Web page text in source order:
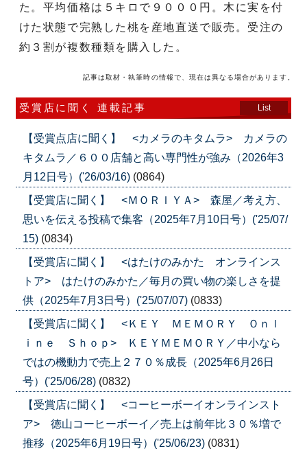
た。平均価格は５キロで９０００円。木に実を付
けた状態で完熟した桃を産地直送で販売。受注の
約３割が複数種類を購入した。
記事は取材・執筆時の情報で、現在は異なる場合があります。
受賞店に聞く 連載記事 List
【受賞点店に聞く】 <カメラのキタムラ> カメラの
キタムラ／６００店舗と高い専門性が強み（2026年3
月12日号）('26/03/16) (0864)
【受賞店に聞く】 <ＭＯＲＩＹＡ> 森屋／考え方、
思いを伝える投稿で集客（2025年7月10日号）('25/07/
15) (0834)
【受賞店に聞く】 <はたけのみかた オンラインス
トア> はたけのみかた／毎月の買い物の楽しさを提
供（2025年7月3日号）('25/07/07) (0833)
【受賞店に聞く】 <ＫＥＹ ＭＥＭＯＲＹ Ｏｎｌ
ｉｎｅ Ｓｈｏｐ> ＫＥＹＭＥＭＯＲＹ／中小なら
ではの機動力で売上２７０％成長（2025年6月26日
号）('25/06/28) (0832)
【受賞店に聞く】 <コーヒーボーイオンラインスト
ア> 徳山コーヒーボーイ／売上は前年比３０％増で
推移（2025年6月19日号）('25/06/23) (0831)